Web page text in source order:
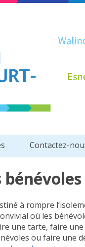
Contactez-
à rompre
où les
une tarte, faire
ou faire une